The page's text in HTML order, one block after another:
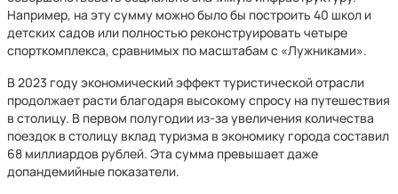
Например, на эту сумму можно было бы построить 40 школ и
детских садов или полностью реконструировать четыре
спорткомплекса, сравнимых по масштабам с «Лужниками».
В 2023 году экономический эффект туристической отрасли
продолжает расти благодаря высокому спросу на путешествия
в столицу. В первом полугодии из-за увеличения количества
поездок в столицу вклад туризма в экономику города составил
68 миллиардов рублей. Эта сумма превышает даже
допандемийные показатели.